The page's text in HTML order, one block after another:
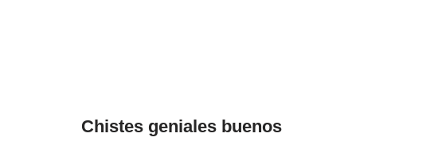
Chistes geniales buenos